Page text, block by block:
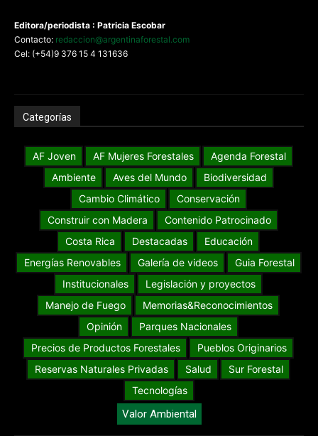
Editora/periodista : Patricia Escobar
Contacto: redaccion@argentinaforestal.com
Cel: (+54)9 376 15 4 131636
Categorías
AF Joven AF Mujeres Forestales
Agenda Forestal
Ambiente
Aves del Mundo
Biodiversidad
Cambio Climático
Conservación
Construir con Madera
Contenido Patrocinado
Costa Rica
Destacadas
Educación
Energías Renovables
Galería de videos
Guia Forestal
Institucionales
Legislación y proyectos
Manejo de Fuego
Memorias&Reconocimientos
Opinión
Parques Nacionales
Precios de Productos Forestales
Pueblos Originarios
Reservas Naturales Privadas
Salud
Sur Forestal
Tecnologías
Valor Ambiental